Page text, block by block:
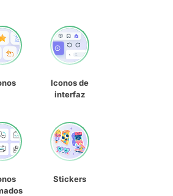
Iconos de
interfaz
Stickers